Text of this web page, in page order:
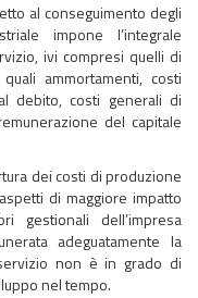
al conseguimento degli
impone l’integrale
ivi compresi quelli di
ammortamenti, costi
debito, costi generali di
del capitale
dei costi di produzione
di maggiore impatto
gestionali dell’impresa
adeguatamente la
non è in grado di
nel tempo.